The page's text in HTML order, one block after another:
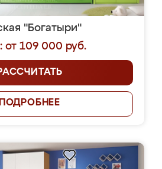
"Богатыри"
от 109 000 руб.
ПОДРОБНЕЕ